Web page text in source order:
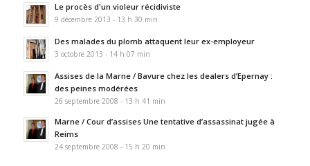
Le procès d'un violeur récidiviste
9 décembre 2013 - 13 h 30 min
Des malades du plomb attaquent leur ex-employeur
3 octobre 2013 - 14 h 07 min
Assises de la Marne / Bavure chez les dealers d’Epernay :
des peines modérées
26 septembre 2008 - 13 h 41 min
Marne / Cour d’assises Une tentative d’assassinat jugée à
Reims
24 septembre 2008 - 15 h 20 min